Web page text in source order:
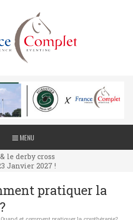
MENU
le derby cross
Janvier 2027 !
le derby cross
Janvier 2027 !
Janvier 2027 !pratiquer la